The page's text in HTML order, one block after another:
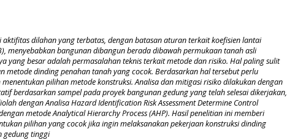
dilahan yang terbatas, dengan batasan aturan terkait koefisien lantai
menyebabkan bangunan dibangun berada dibawah permukaan tanah asli
yang besar adalah permasalahan teknis terkait metode dan risiko. Hal paling sulit
metode dinding penahan tanah yang cocok. Berdasarkan hal tersebut perlu
pilihan metode konstruksi. Analisa dan mitigasi risiko dilakukan dengan
berdasarkan sampel pada proyek bangunan gedung yang telah selesai dikerjakan,
dengan Analisa Hazard Identification Risk Assessment Determine Control
metode Analytical Hierarchy Process (AHP). Hasil penelitian ini memberi
pilihan yang cocok jika ingin melaksanakan pekerjaan konstruksi dinding
gedung tinggi